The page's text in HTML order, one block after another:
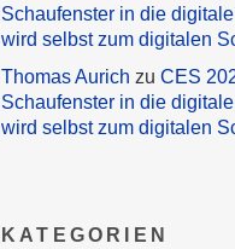
Schaufenster in die
wird selbst zum digitalen
Thomas Aurich zu CES
Schaufenster in die
wird selbst zum digitalen
KATEGORIEN